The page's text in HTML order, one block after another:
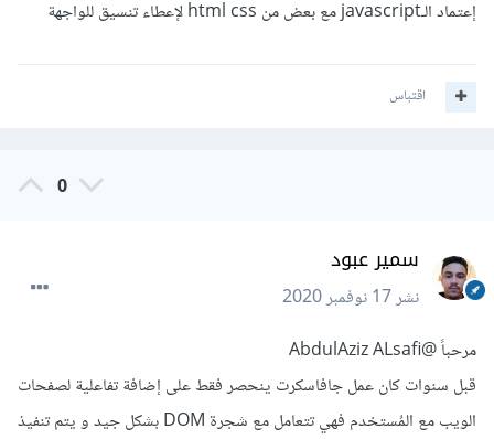
إعتماد الـjavascript مع بعض من html css لإعطاء تنسيق للواجهة
اقتباس
0
سمير عبود
نشر17 نوفمبر 2020
مرحباً@AbdulAziz ALsafi
قبل سنوات كان عمل جافاسكرت ينحصر فقط على إضافة تفاعلية لصفحات
الويب مع المُستخدم فهي تتعامل مع شجرة DOM بشكل جيد و يتم تنفيذ